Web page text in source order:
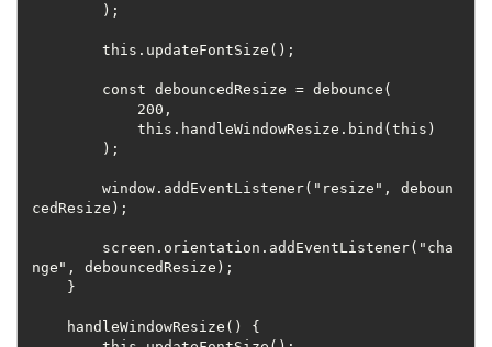
        );
        this.updateFontSize();
        const debouncedResize = debounce(
            200,
            this.handleWindowResize.bind(this)
        );
cedResize);
nge", debouncedResize);
    }
    handleWindowResize() {